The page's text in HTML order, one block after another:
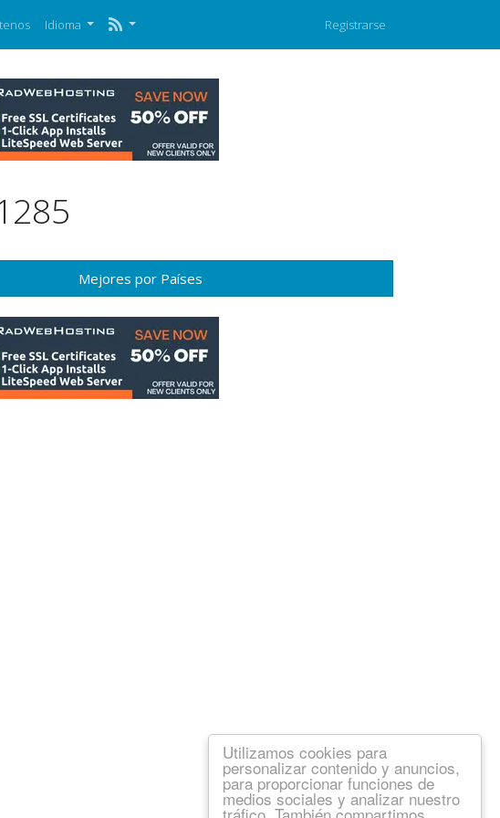
Utilizamos cookies para
personalizar contenido y anuncios,
para proporcionar funciones de
medios sociales y analizar nuestro
Idioma Registrarse
Mejores por Países